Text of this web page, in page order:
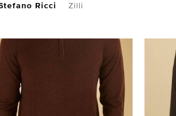
Ricci Zilli